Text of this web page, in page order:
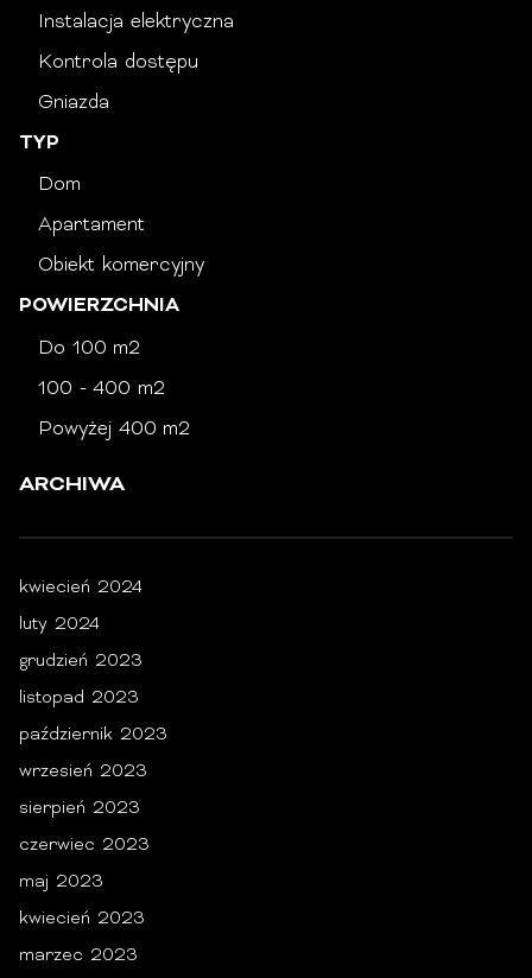
Instalacja elektryczna
Kontrola dostępu
Gniazda
TYP
Dom
Apartament
Obiekt komercyjny
POWIERZCHNIA
Do 100 m2
100 - 400 m2
Powyżej 400 m2
ARCHIWA
kwiecień 2024
luty 2024
grudzień 2023
listopad 2023
październik 2023
wrzesień 2023
sierpień 2023
czerwiec 2023
maj 2023
kwiecień 2023
marzec 2023